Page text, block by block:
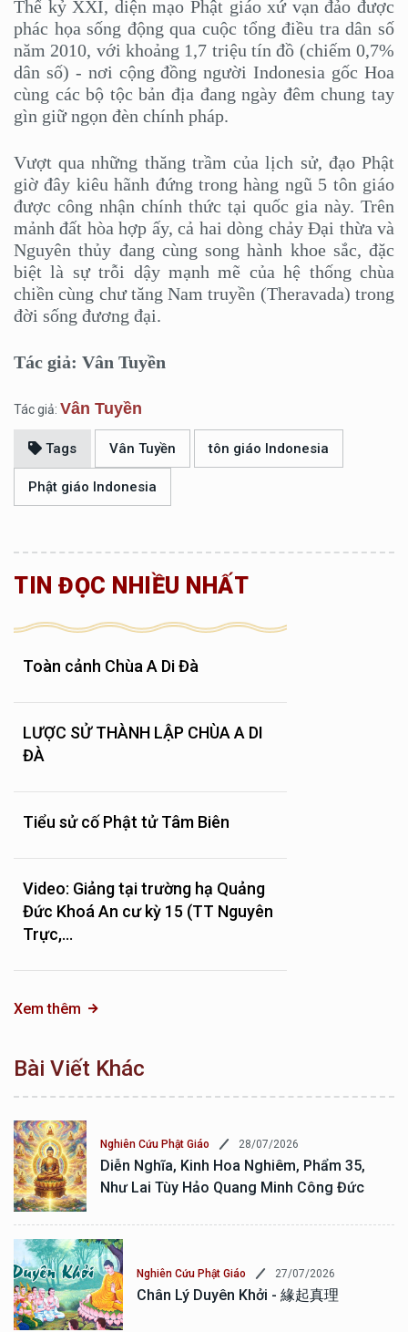
Thế kỷ XXI, diện mạo Phật giáo xứ vạn đảo được
phác họa sống động qua cuộc tổng điều tra dân số
năm 2010, với khoảng 1,7 triệu tín đồ (chiếm 0,7%
dân số) - nơi cộng đồng người Indonesia gốc Hoa
cùng các bộ tộc bản địa đang ngày đêm chung tay
gìn giữ ngọn đèn chính pháp.
Vượt qua những thăng trầm của lịch sử, đạo Phật
giờ đây kiêu hãnh đứng trong hàng ngũ 5 tôn giáo
được công nhận chính thức tại quốc gia này. Trên
mảnh đất hòa hợp ấy, cả hai dòng chảy Đại thừa và
Nguyên thủy đang cùng song hành khoe sắc, đặc
biệt là sự trỗi dậy mạnh mẽ của hệ thống chùa
chiền cùng chư tăng Nam truyền (Theravada) trong
đời sống đương đại.
Tác giả: Vân Tuyền
Tác giả: Vân Tuyền
Tags Vân Tuyền tôn giáo Indonesia
Phật giáo Indonesia
TIN ĐỌC NHIỀU NHẤT
Toàn cảnh Chùa A Di Đà
LƯỢC SỬ THÀNH LẬP CHÙA A DI
ĐÀ
Tiểu sử cố Phật tử Tâm Biên
Video: Giảng tại trường hạ Quảng
Đức Khoá An cư kỳ 15 (TT Nguyên
Trực,...
Xem thêm
Bài Viết Khác
Nghiên Cứu Phật Giáo 28/07/2026
Diễn Nghĩa, Kinh Hoa Nghiêm, Phẩm 35,
Như Lai Tùy Hảo Quang Minh Công Đức
Nghiên Cứu Phật Giáo 27/07/2026
Chân Lý Duyên Khởi - 緣起真理